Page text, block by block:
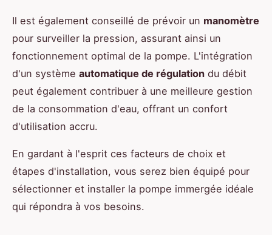
Il est également conseillé de prévoir un manomètre
pour surveiller la pression, assurant ainsi un
fonctionnement optimal de la pompe. L'intégration
d'un système automatique de régulation du débit
peut également contribuer à une meilleure gestion
de la consommation d'eau, offrant un confort
d'utilisation accru.
En gardant à l'esprit ces facteurs de choix et
étapes d'installation, vous serez bien équipé pour
sélectionner et installer la pompe immergée idéale
qui répondra à vos besoins.